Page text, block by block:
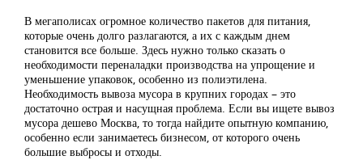
В мегаполисах огромное количество пакетов для питания,
которые очень долго разлагаются, а их с каждым днем
становится все больше. Здесь нужно только сказать о
необходимости переналадки производства на упрощение и
уменьшение упаковок, особенно из полиэтилена.
Необходимость вывоза мусора в крупних городах – это
достаточно острая и насущная проблема. Если вы ищете вывоз
мусора дешево Москва, то тогда найдите опытную компанию,
особенно если занимаетесь бизнесом, от которого очень
большие выбросы и отходы.